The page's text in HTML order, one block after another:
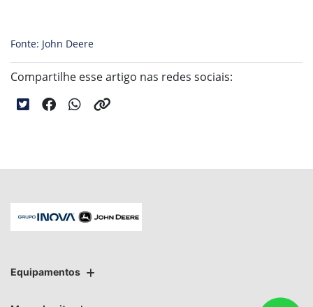
Fonte: John Deere
Compartilhe esse artigo nas redes sociais:
Equipamentos